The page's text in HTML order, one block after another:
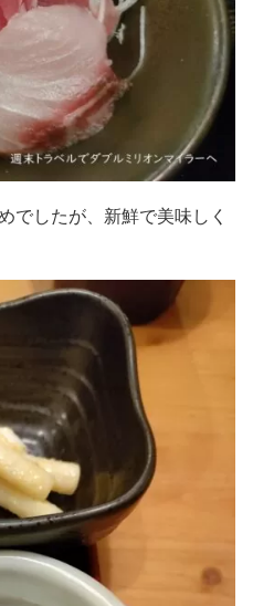
でしたが、新鮮で美味しく